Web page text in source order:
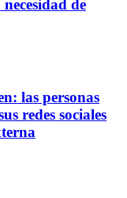
de
las personas
redes sociales